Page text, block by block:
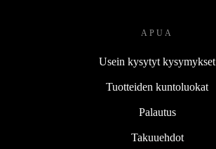
APUA
Usein kysytyt kysymykset
Tuotteiden kuntoluokat
Palautus
Takuuehdot